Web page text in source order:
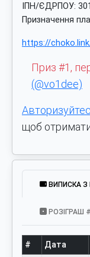
ІПН/ЄДРПОУ:
Призначення
https://
Приз #1,
(@vo1dee)
щоб
ВИПИСКА З
РОЗІГРАШ
# Дата